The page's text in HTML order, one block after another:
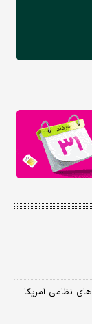
نظامی آمریکا